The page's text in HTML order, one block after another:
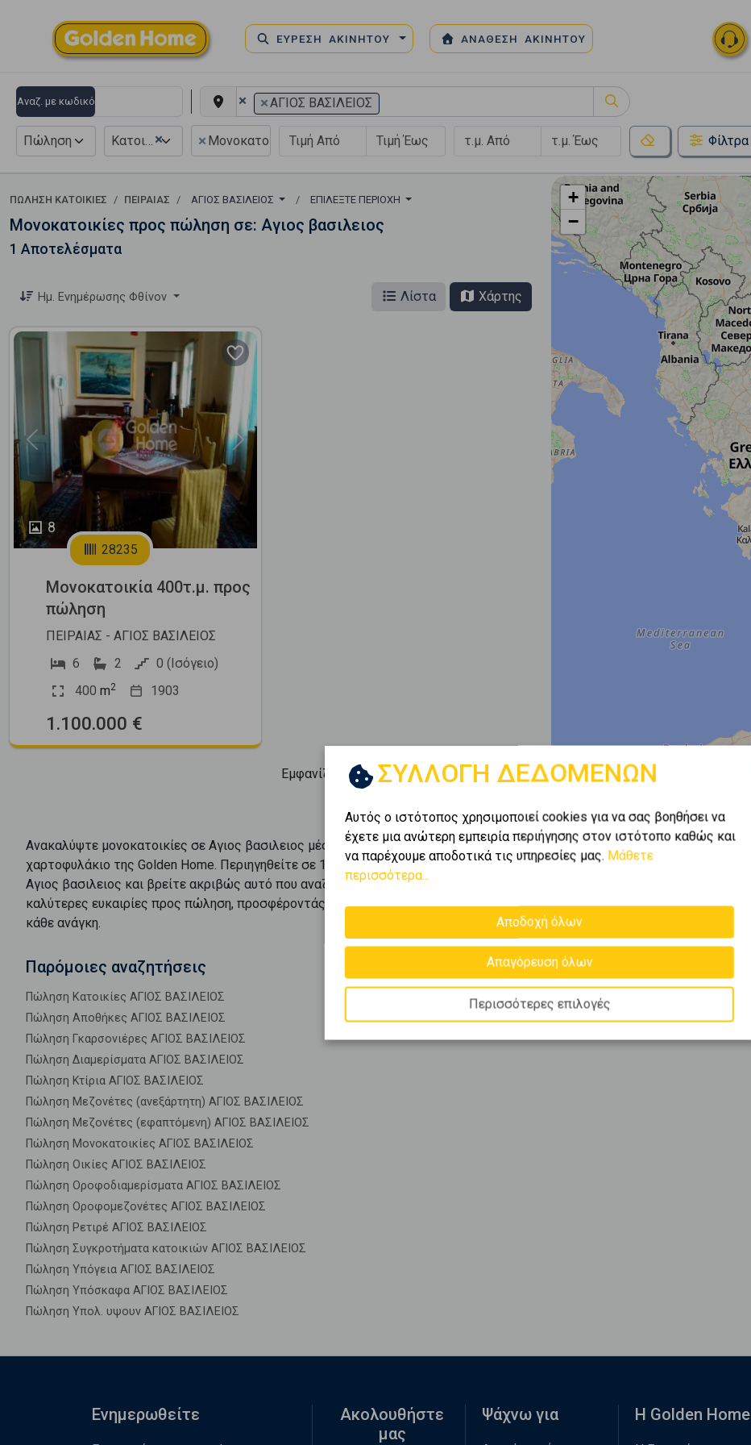
ΕΥΡΕΣΗ ΑΚΙΝΗΤΟΥ ΑΝΑΘΕΣΗ ΑΚΙΝΗΤΟΥ
Αναζ. με κωδικό × ×ΑΓΙΟΣ ΒΑΣΙΛΕΙΟΣ
Πώληση ×
Κατοικία × Μονοκατοικία Φίλτρα
ΠΏΛΗΣΗ ΚΑΤΟΙΚΊΕΣ ΠΕΙΡΑΙΑΣ ΑΓΙΟΣ ΒΑΣΙΛΕΙΟΣ ΕΠΙΛΈΞΤΕ ΠΕΡΙΟΧΉ
Μονοκατοικίες προς πώληση σε: Αγιος βασιλειος
1 Αποτελέσματα
Ημ. Ενημέρωσης Φθίνον Λίστα Χάρτης
8
Previous Next
28235
Μονοκατοικία 400τ.μ. προς
πώληση
ΠΕΙΡΑΙΑΣ - ΑΓΙΟΣ ΒΑΣΙΛΕΙΟΣ
6
2
0 (Ισόγειο)
400 m2 1903
1.100.000 €
Εμφανίζονται1-1από1.
Ανακαλύψτε μονοκατοικίες σε Αγιος βασιλειος μέσα από το πλούσιο
χαρτοφυλάκιο της Golden Home. Περιηγηθείτε σε 1 αγγελίες γιαμονοκατοικίεςσε
Αγιος βασιλειος και βρείτε ακριβώς αυτό που αναζητάτε. Συγκεντρώνουμε τις
καλύτερες ευκαιρίες προς πώληση, προσφέροντάς σας επιλογές που καλύπτουν
κάθε ανάγκη.
Παρόμοιες αναζητήσεις
Πώληση Κατοικίες ΑΓΙΟΣ ΒΑΣΙΛΕΙΟΣ
Πώληση Αποθήκες ΑΓΙΟΣ ΒΑΣΙΛΕΙΟΣ
Πώληση Γκαρσονιέρες ΑΓΙΟΣ ΒΑΣΙΛΕΙΟΣ
Πώληση Διαμερίσματα ΑΓΙΟΣ ΒΑΣΙΛΕΙΟΣ
Πώληση Κτίρια ΑΓΙΟΣ ΒΑΣΙΛΕΙΟΣ
Πώληση Μεζονέτες (ανεξάρτητη) ΑΓΙΟΣ ΒΑΣΙΛΕΙΟΣ
Πώληση Μεζονέτες (εφαπτόμενη) ΑΓΙΟΣ ΒΑΣΙΛΕΙΟΣ
Πώληση Μονοκατοικίες ΑΓΙΟΣ ΒΑΣΙΛΕΙΟΣ
Πώληση Οικίες ΑΓΙΟΣ ΒΑΣΙΛΕΙΟΣ
Πώληση Οροφοδιαμερίσματα ΑΓΙΟΣ ΒΑΣΙΛΕΙΟΣ
Πώληση Οροφομεζονέτες ΑΓΙΟΣ ΒΑΣΙΛΕΙΟΣ
Πώληση Ρετιρέ ΑΓΙΟΣ ΒΑΣΙΛΕΙΟΣ
Πώληση Συγκροτήματα κατοικιών ΑΓΙΟΣ ΒΑΣΙΛΕΙΟΣ
Πώληση Υπόγεια ΑΓΙΟΣ ΒΑΣΙΛΕΙΟΣ
Πώληση Υπόσκαφα ΑΓΙΟΣ ΒΑΣΙΛΕΙΟΣ
Πώληση Υπολ. υψουν ΑΓΙΟΣ ΒΑΣΙΛΕΙΟΣ
+
−
ΣΥΛΛΟΓΗ ΔΕΔΟΜΕΝΩΝ
Αυτός ο ιστότοπος χρησιμοποιεί cookies για να σας βοηθήσει να
έχετε μια ανώτερη εμπειρία περιήγησης στον ιστότοπο καθώς και
να παρέχουμε αποδοτικά τις υπηρεσίες μας. Μάθετε
περισσότερα...
Αποδοχή όλων
Απαγόρευση όλων
Περισσότερες επιλογές
Ενημερωθείτε
Ακολουθήστε
μας
Ψάχνω για Η Golden Home